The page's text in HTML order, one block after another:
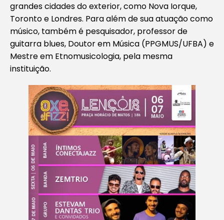
grandes cidades do exterior, como Nova Iorque,
Toronto e Londres. Para além de sua atuação como
músico, também é pesquisador, professor de
guitarra blues, Doutor em Música (PPGMUS/UFBA) e
Mestre em Etnomusicologia, pela mesma
instituição.